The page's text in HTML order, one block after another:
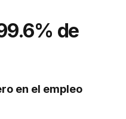
de
en el empleo